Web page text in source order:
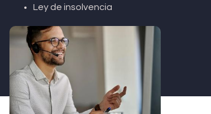
Ley de insolvencia